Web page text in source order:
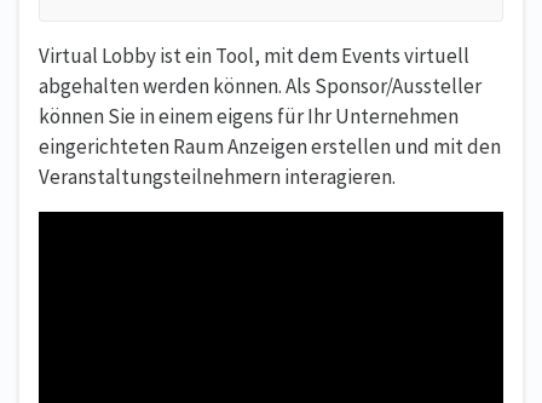
Virtual Lobby ist ein Tool, mit dem Events virtuell
abgehalten werden können. Als Sponsor/Aussteller
können Sie in einem eigens für Ihr Unternehmen
eingerichteten Raum Anzeigen erstellen und mit den
Veranstaltungsteilnehmern interagieren.